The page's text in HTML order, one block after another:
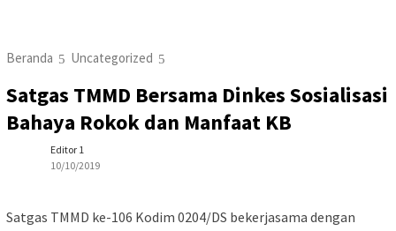
Beranda Uncategorized
Satgas TMMD Bersama Dinkes Sosialisasi
Bahaya Rokok dan Manfaat KB
Editor 1
10/10/2019
Satgas TMMD ke-106 Kodim 0204/DS bekerjasama dengan